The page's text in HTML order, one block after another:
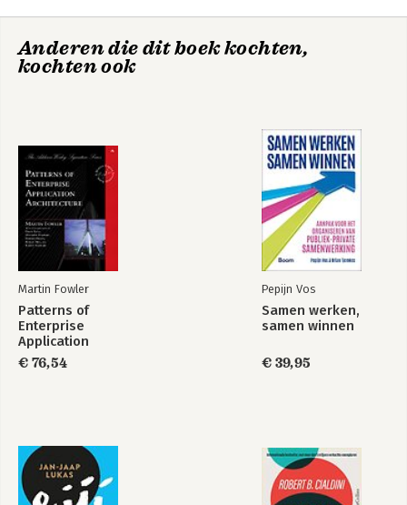
Bijlagen
Anderen die dit boek kochten,
kochten ook
Martin Fowler
Patterns of
Enterprise
Application
Architecture
€ 76,54
Pepijn Vos
Samen werken,
samen winnen
€ 39,95